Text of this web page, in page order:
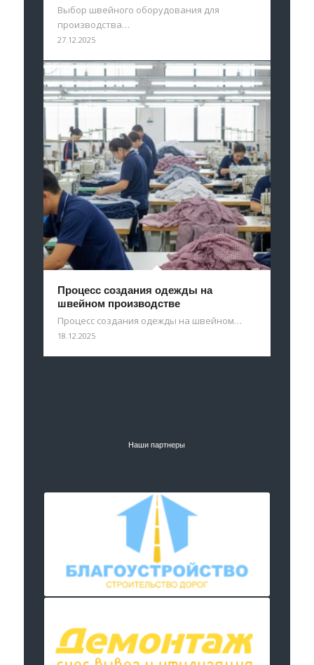
Выбор швейного оборудования для
производства…
27.12.2025
Процесс создания одежды на
швейном производстве
Процесс создания одежды на швейном…
18.12.2025
Наши партнеры